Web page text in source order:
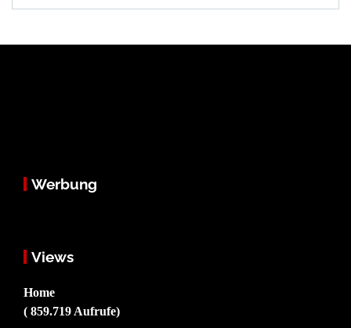
Werbung
Views
Home
( 859.719 Aufrufe)